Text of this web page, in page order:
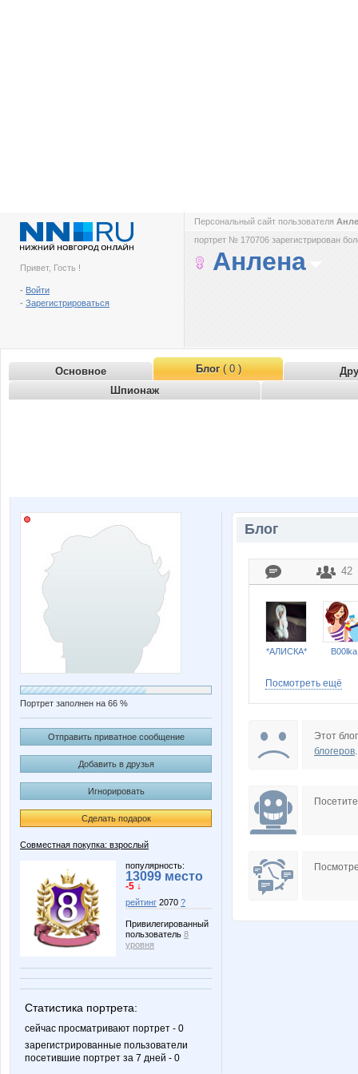
Привет, Гость !
- Войти
- Зарегистрироваться
Персональный сайт пользователя
портрет № 170706 зарегистрирован
Анлена
Основное Блог( 0 )
Шпионаж
Портрет заполнен на 66 %
Отправить приватное сообщение
Добавить в друзья
Игнорировать
Сделать подарок
Совместная покупка: взрослый
популярность:
13099 место
-5 ↓
рейтинг 2070 ?
Привилегированный
пользователь 8
уровня
Статистика портрета:
сейчас просматривают портрет - 0
зарегистрированные пользователи
посетившие портрет за 7 дней - 0
Блог
42
*АЛИСКА* B00lka
MilaVits@
OlPar Platina
Посмотреть ещё
Этот
блогеров.